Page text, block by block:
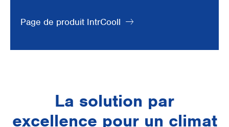
Page de produit IntrCooll
La solution par
excellence pour un climat